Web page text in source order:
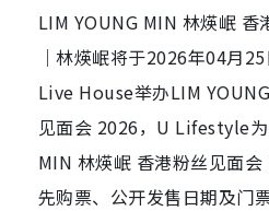
LIM YOUNG MIN 林煐岷 香
｜林煐岷将于2026年04月
Live House举办LIM
见面会 2026，U Lifestyle
MIN 林煐岷 香港粉丝见面
先购票、公开发售日期及门